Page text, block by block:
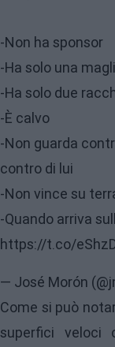
-Non ha sponsor
-Ha solo una
-Ha solo due
-È calvo
-Non guarda
contro di lui
-Non vince su
-Quando arriva
https://t.co/
— José Morón
Come si può
superfici